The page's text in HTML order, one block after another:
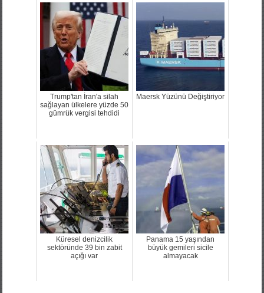
Trump'tan İran'a silah
sağlayan ülkelere yüzde 50
gümrük vergisi tehdidi
Maersk Yüzünü Değiştiriyor
Küresel denizcilik
sektöründe 39 bin zabit
açığı var
Panama 15 yaşından
büyük gemileri sicile
almayacak